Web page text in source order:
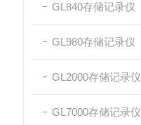
GL840存储记录仪
GL980存储记录仪
GL2000存储记录仪
GL7000存储记录仪